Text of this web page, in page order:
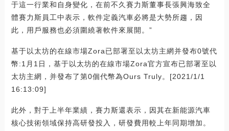
于這一行業和自身變化，在前不久賽力斯董事長張興海致全
體賽力斯員工中表示，軟件定義汽車必將是大勢所趨，因
此，用戶服務也必須圍繞著軟件來展開。”
基于以太坊的在線市場Zora已部署至以太坊主網并發布0號代
幣:1月1日，基于以太坊的在線市場Zora官方宣布已部署至以
太坊主網，并發布了第0個代幣為Ours Truly。[2021/1/1
16:13:09]
此外，對于上半年業績，賽力斯還表示，因其在新能源汽車
核心技術領域保持高研發投入，研發費用較上年同期增加。